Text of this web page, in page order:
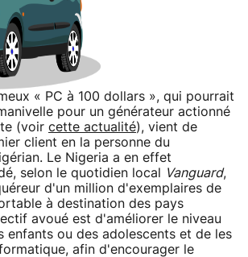
« PC à 100 dollars », qui pourrait
pour un générateur actionné
(voir cette actualité), vient de
client en la personne du
Le Nigeria a en effet
selon le quotidien local
Vanguard,
d'un million d'exemplaires de
à destination des pays
avoué est d'améliorer le niveau
enfants ou des adolescents et de les
afin d'encourager le